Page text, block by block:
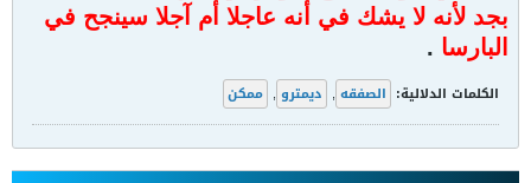
بجد لأنه لا يشك في أنه عاجلا أم آجلا سينجح في
البارسا .
الكلمات الدلالية: الصفقه , ديمترو , ممكن